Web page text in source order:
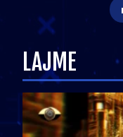
LAJME